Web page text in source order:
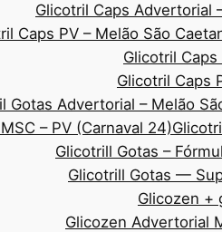
Glicotril Caps Advertorial
Caps PV – Melão São
Glicotril
Glicotril Caps
Gotas Advertorial – Melão
– PV (Carnaval 24)
Glicotrill Gotas –
Glicotrill Gotas —
Glicozen +
Glicozen Advertorial